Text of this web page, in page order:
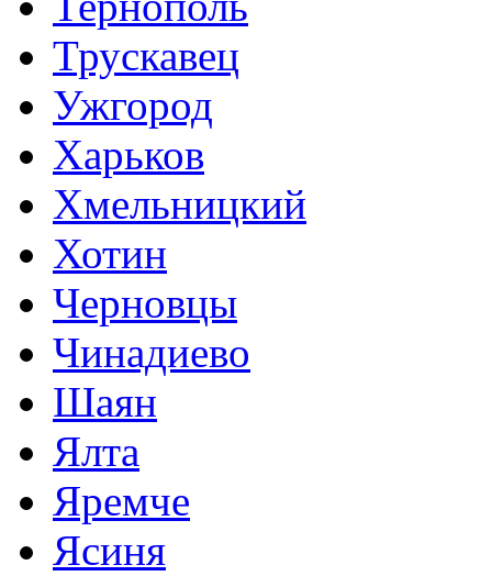
Трускавец
Ужгород
Харьков
Хмельницкий
Хотин
Черновцы
Чинадиево
Шаян
Ялта
Яремче
Ясиня